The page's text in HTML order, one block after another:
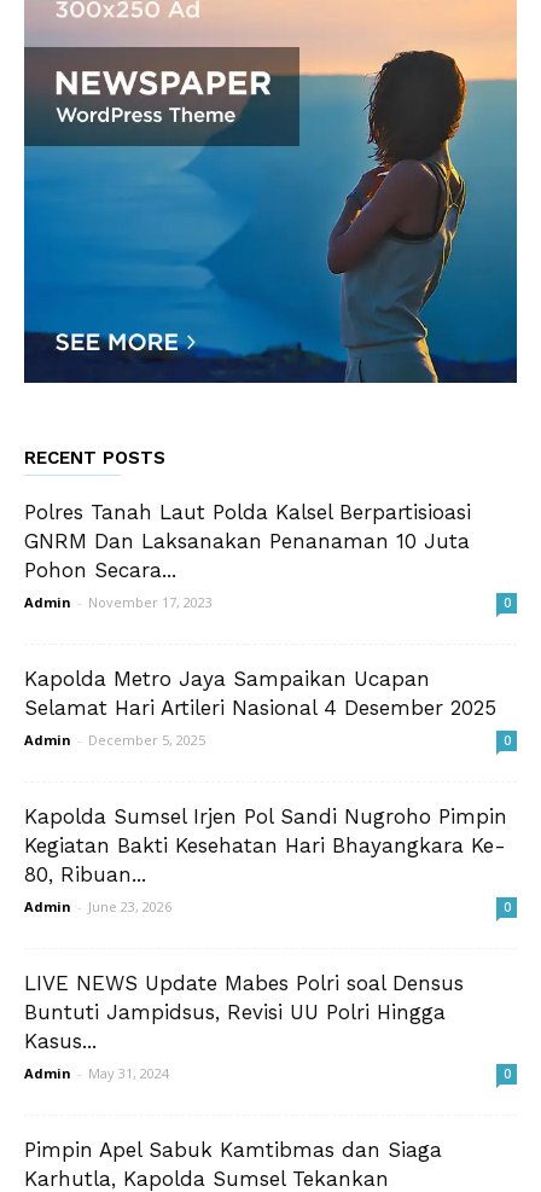
RECENT POSTS
Polres Tanah Laut Polda Kalsel Berpartisioasi
GNRM Dan Laksanakan Penanaman 10 Juta
Pohon Secara...
Admin - November 17, 2023 0
Kapolda Metro Jaya Sampaikan Ucapan
Selamat Hari Artileri Nasional 4 Desember 2025
Admin - December 5, 2025 0
Kapolda Sumsel Irjen Pol Sandi Nugroho Pimpin
Kegiatan Bakti Kesehatan Hari Bhayangkara Ke-
80, Ribuan...
Admin - June 23, 2026 0
LIVE NEWS Update Mabes Polri soal Densus
Buntuti Jampidsus, Revisi UU Polri Hingga
Kasus...
Admin - May 31, 2024 0
Pimpin Apel Sabuk Kamtibmas dan Siaga
Karhutla, Kapolda Sumsel Tekankan